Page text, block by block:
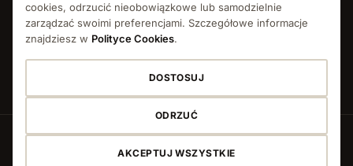
Odzież
Rękawice
POMOC
Czas i koszt dostawy
FIRMA
Blog
KONTAKT
sklep@bezpiecznaodziez.pl
RegulaminPolityka
prywatności
Polityka
cookies
Ustawienia
cookies, odrzucić nieobowiązkowe lub samodzielnie
zarządzać swoimi preferencjami. Szczegółowe informacje
znajdziesz w Polityce Cookies.
DOSTOSUJ
ODRZUĆ
AKCEPTUJ WSZYSTKIE